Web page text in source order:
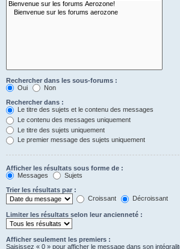
Rechercher dans les sous-forums :
Oui
Non
Rechercher dans :
Le titre des sujets et le contenu des messages
Le contenu des messages uniquement
Le titre des sujets uniquement
Le premier message des sujets uniquement
Afficher les résultats sous forme de :
Messages
Sujets
Trier les résultats par :
Croissant
Décroissant
Limiter les résultats selon leur ancienneté :
Afficher seulement les premiers :
Saisissez « 0 » pour afficher le message dans son